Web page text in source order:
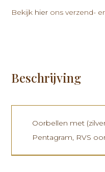
Bekijk hier ons verzend-
Beschrijving
Oorbellen met
Pentagram, RVS